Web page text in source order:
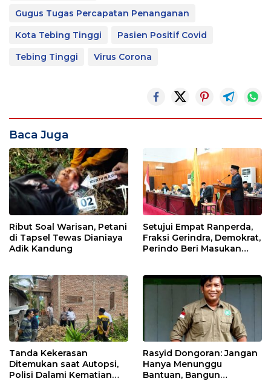
Gugus Tugas Percapatan Penanganan
Kota Tebing Tinggi
Pasien Positif Covid
Tebing Tinggi
Virus Corona
Baca Juga
Ribut Soal Warisan, Petani
di Tapsel Tewas Dianiaya
Adik Kandung
Setujui Empat Ranperda,
Fraksi Gerindra, Demokrat,
Perindo Beri Masukan
Tanda Kekerasan
Ditemukan saat Autopsi,
Polisi Dalami Kematian
Rasyid Dongoran: Jangan
Hanya Menunggu
Bantuan, Bangun